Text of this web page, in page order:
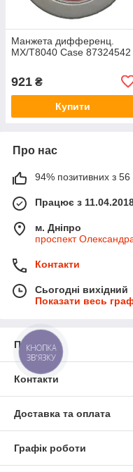
Манжета дифференц.
MX/T8040 Case 87324542
921 ₴
Купити
Про нас
94% позитивних з 56
Працює з
м. Дніпро
проспект
Контакти
Сьогодні вихідний
Показати весь
Про нас
Контакти
Доставка та оплата
Графік роботи
КНОПКА
ЗВ'ЯЗКУ